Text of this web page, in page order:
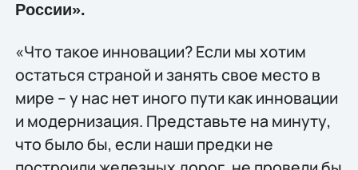
России».
«Что такое инновации? Если мы хотим
остаться страной и занять свое место в
мире – у нас нет иного пути как инновации
и модернизация. Представьте на минуту,
что было бы, если наши предки не